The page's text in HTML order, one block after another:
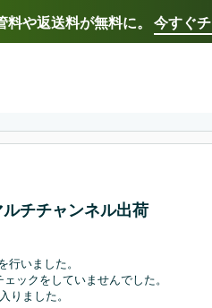
料や返送料が無料に。 今すぐ
Select
チチャンネル出荷
行いました。
ックをしていませんでした。
りました。